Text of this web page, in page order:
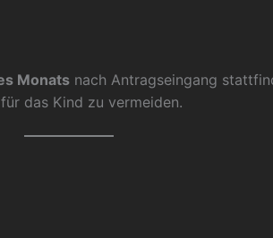
Monats nach Antragseingang
das Kind zu vermeiden.